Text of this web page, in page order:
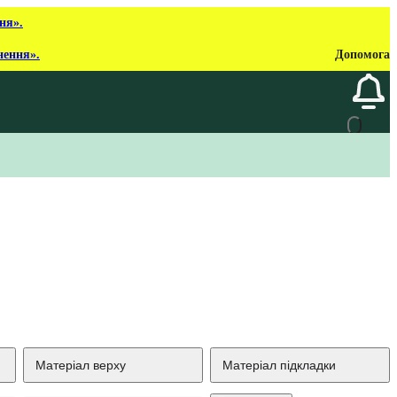
Допомога
Матеріал верху Матеріал підкладки